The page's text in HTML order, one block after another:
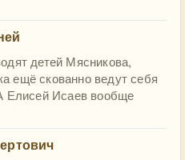
детей Мясникова,
ещё скованно ведут себя
Елисей Исаев вообще